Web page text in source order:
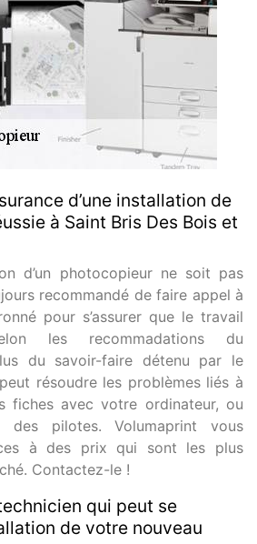
d’une installation de
à Saint Bris Des Bois et
d’un photocopieur ne soit pas
recommandé de faire appel à
pour s’assurer que le travail
les recommadations du
du savoir-faire détenu par le
résoudre les problèmes liés à
fiches avec votre ordinateur, ou
des pilotes. Volumaprint vous
à des prix qui sont les plus
Contactez-le !
qui peut se
de votre nouveau